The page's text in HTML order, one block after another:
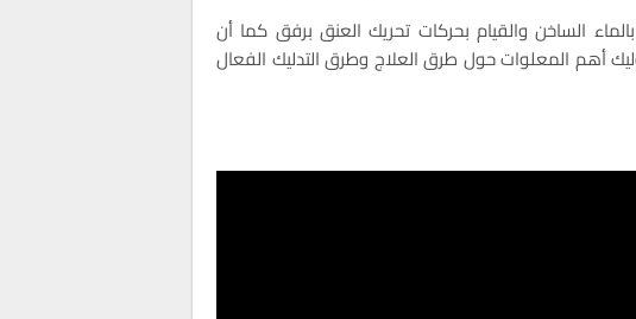
الساخن والقيام بحركات تحريك العنق برفق كما أن
أهم المعلوات حول طرق العلاج وطرق التدليك الفعال